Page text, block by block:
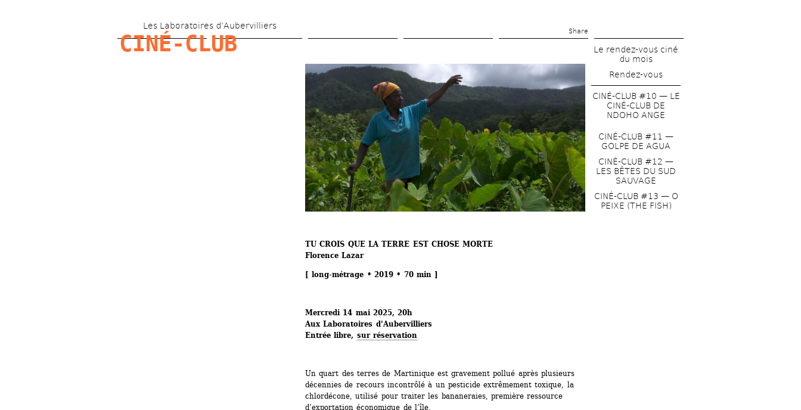
main
Les Laboratoires d’Aubervilliers
Share
CINÉ-CLUB
TU CROIS QUE LA TERRE EST CHOSE MORTE
Florence Lazar
[ long-métrage • 2019 • 70 min ]
Mercredi 14 mai 2025, 20h
Aux Laboratoires d'Aubervilliers
Entrée libre, sur réservation
Un quart des terres de Martinique est gravement pollué après plusieurs
décennies de recours incontrôlé à un pesticide extrêmement toxique, la
chlordécone, utilisé pour traiter les bananeraies, première ressource
d’exportation économique de l’île.
Le rendez-vous ciné
du mois
Rendez-vous
CINÉ-CLUB #10 — LE
CINÉ-CLUB DE
NDOHO ANGE
CINÉ-CLUB #11 —
GOLPE DE AGUA
CINÉ-CLUB #12 —
LES BÊTES DU SUD
SAUVAGE
CINÉ-CLUB #13 — O
PEIXE (THE FISH)